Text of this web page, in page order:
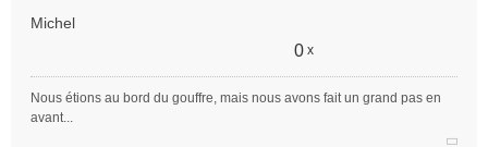
Michel
0 x
Nous étions au bord du gouffre, mais nous avons fait un grand pas en
avant...